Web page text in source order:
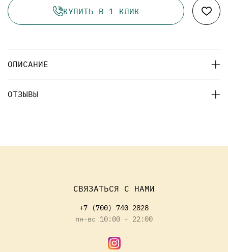
КУПИТЬ В 1 КЛИК
ОПИСАНИЕ
ОТЗЫВЫ
СВЯЗАТЬСЯ С НАМИ
+7 (700) 740 2828
пн-вс 10:00 - 22:00